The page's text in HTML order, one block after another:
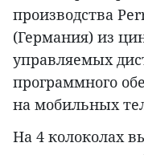
производства
(Германия) из
управляемых
программного
на мобильных
На 4 колоколах